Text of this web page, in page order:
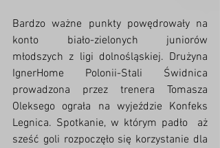
Bardzo ważne punkty powędrowały na
konto biało-zielonych juniorów
młodszych z ligi dolnośląskiej. Drużyna
IgnerHome Polonii-Stali Świdnica
prowadzona przez trenera Tomasza
Oleksego ograła na wyjeździe Konfeks
Legnica. Spotkanie, w którym padło  aż
sześć goli rozpoczęło się korzystanie dla